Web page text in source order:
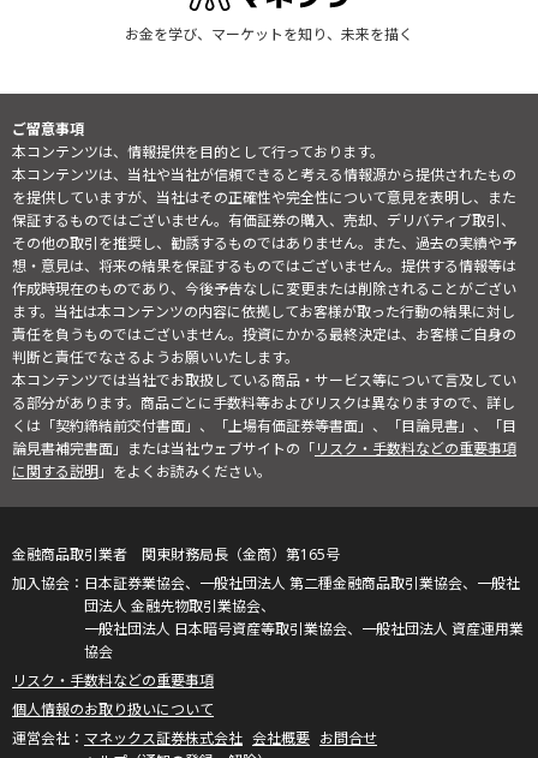
お金を学び、マーケットを知り、未来を描く
ご留意事項
本コンテンツは、情報提供を目的として行っております。
本コンテンツは、当社や当社が信頼できると考える情報源から提供されたもの
を提供していますが、当社はその正確性や完全性について意見を表明し、また
保証するものではございません。有価証券の購入、売却、デリバティブ取引、
その他の取引を推奨し、勧誘するものではありません。また、過去の実績や予
想・意見は、将来の結果を保証するものではございません。提供する情報等は
作成時現在のものであり、今後予告なしに変更または削除されることがござい
ます。当社は本コンテンツの内容に依拠してお客様が取った行動の結果に対し
責任を負うものではございません。投資にかかる最終決定は、お客様ご自身の
判断と責任でなさるようお願いいたします。
本コンテンツでは当社でお取扱している商品・サービス等について言及してい
る部分があります。商品ごとに手数料等およびリスクは異なりますので、詳し
くは「契約締結前交付書面」、「上場有価証券等書面」、「目論見書」、「目
論見書補完書面」または当社ウェブサイトの「リスク・手数料などの重要事項
に関する説明」をよくお読みください。
金融商品取引業者 関東財務局長（金商）第165号
日本証券業協会、一般社団法人 第二種金融商品取引業協会、一般社
団法人 金融先物取引業協会、
一般社団法人 日本暗号資産等取引業協会、一般社団法人 資産運用業
協会
リスク・手数料などの重要事項
個人情報のお取り扱いについて
マネックス証券株式会社 会社概要 お問合せ